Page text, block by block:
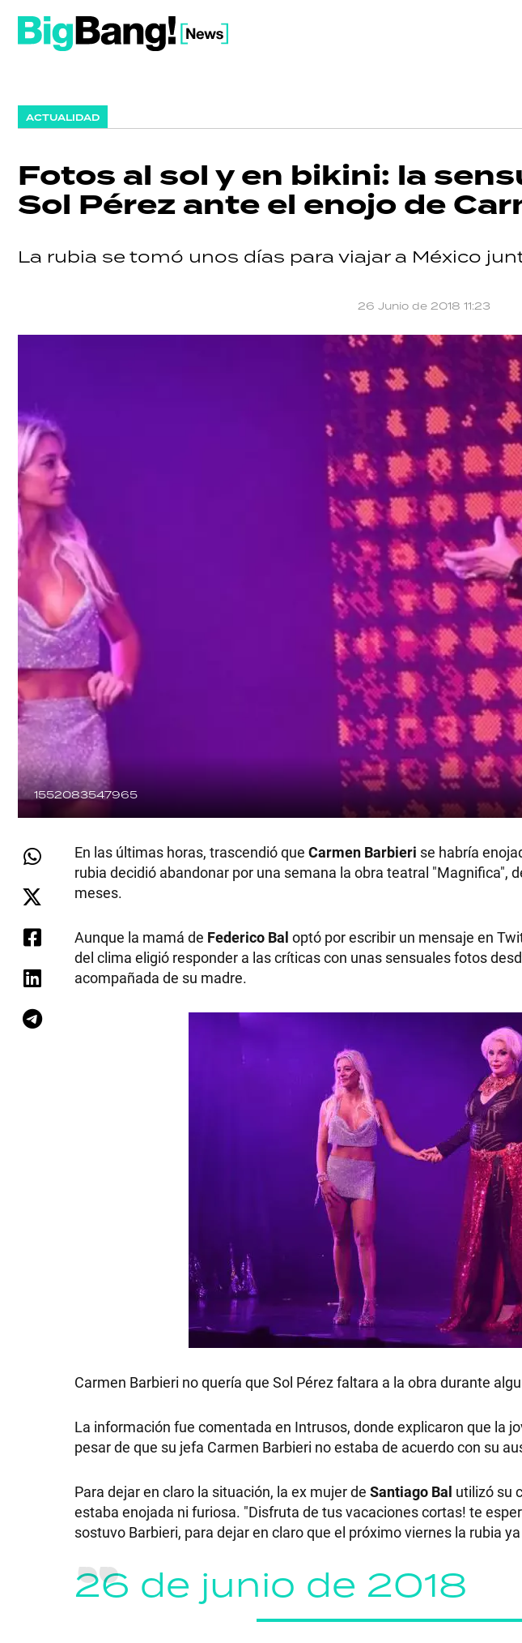
ACTUALIDAD
Fotos al sol y en bikini: la
Sol Pérez ante el enojo de
La rubia se tomó unos días para viajar a México
26 Junio de 2018 11:23
1552083547965
En las últimas horas, trascendió que Carmen Barbieri se habría
rubia decidió abandonar por una semana la obra teatral "Magnifica",
meses.
Aunque la mamá de Federico Bal optó por escribir un mensaje en
del clima eligió responder a las críticas con unas sensuales fotos
acompañada de su madre.
Carmen Barbieri no quería que Sol Pérez faltara a la obra durante
La información fue comentada en Intrusos, donde explicaron que la
pesar de que su jefa Carmen Barbieri no estaba de acuerdo con su
Para dejar en claro la situación, la ex mujer de Santiago Bal utilizó su
estaba enojada ni furiosa. "Disfruta de tus vacaciones cortas! te
sostuvo Barbieri, para dejar en claro que el próximo viernes la rubia
26 de junio de 2018
SHOW
POLÍTICA